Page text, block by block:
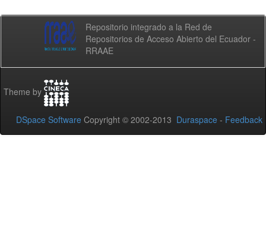
Repositorio integrado a la Red de
Repositorios de Acceso Abierto del Ecuador -
RRAAE
Theme by
DSpace Software Copyright © 2002-2013 Duraspace - Feedback